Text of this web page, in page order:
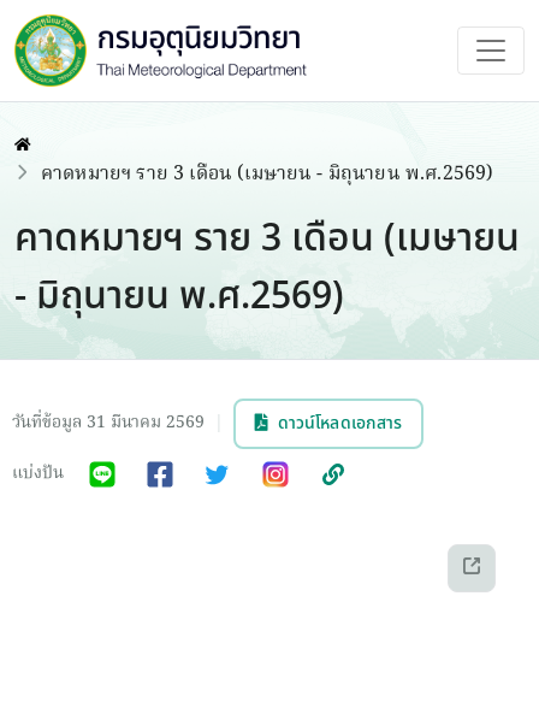
คาดหมายฯ ราย 3 เดือน (เมษายน - มิถุนายน พ.ศ.2569)
คาดหมายฯ ราย 3 เดือน (เมษายน
- มิถุนายน พ.ศ.2569)
วันที่ข้อมูล 31 มีนาคม 2569 ดาวน์โหลดเอกสาร
แบ่งปัน